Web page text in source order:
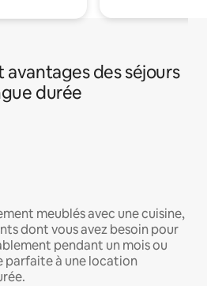
des séjours
durée
meublés avec une cuisine,
dont vous avez besoin pour
pendant un mois ou
parfaite à une location